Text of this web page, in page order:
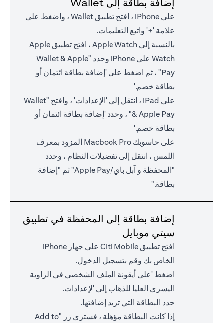
إضافة بطاقة إلى Wallet
على iPhone ، افتح تطبيق Wallet ، واضغط على
علامة '+' واتبع التعليمات.
بالنسبة إلى Apple Watch ، افتح تطبيق Apple
Watch على iPhone وحدد "Wallet & Apple
Pay" ، ثم اضغط على 'إضافة بطاقة ائتمان أو
بطاقة خصم.'
على iPad ، انتقل إلى 'الإعدادات' ، وافتح "Wallet
& Apple Pay" ، وحدد 'إضافة بطاقة ائتمان أو
بطاقة خصم.'
على حاسوبك Macbook Pro المزود بمعرف
اللمس ، انتقل إلى تفضيلات النظام ، وحدد
"المحفظة و آبل باي/Apple Pay" ثم "إضافة
بطاقة."
إضافة بطاقة إلى المحفظة في تطبيق
سيتي موبايل
افتح تطبيق Citi Mobile على جهاز iPhone
الخاص بك وقم بتسجيل الدخول.
اضغط 'على أيقونة الملف الشخصي في الزاوية
اليسرى العليا للذهاب إلى 'لإعدادات.
حدد البطاقة التي تريد إضافتها.
إذا كانت البطاقة مؤهلة ، فسترى زر "Add to